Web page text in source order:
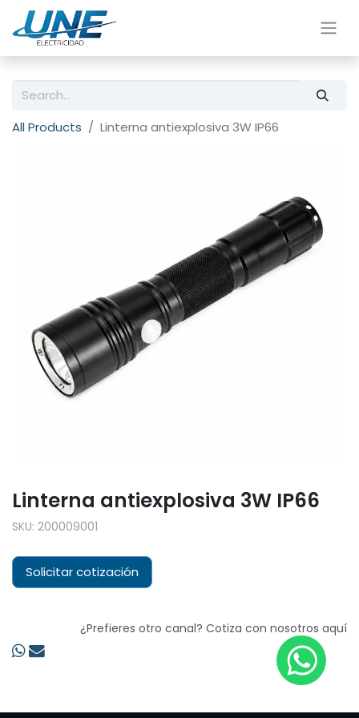
All Products Linterna antiexplosiva 3W IP66
Linterna antiexplosiva 3W IP66
SKU: 200009001
Solicitar cotización
¿Prefieres otro canal? Cotiza con nosotros aquí